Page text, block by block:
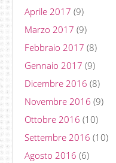
Aprile 2017 (9)
Marzo 2017 (9)
Febbraio 2017 (8)
Gennaio 2017 (9)
Dicembre 2016 (8)
Novembre 2016 (9)
Ottobre 2016 (10)
Settembre 2016 (10)
Agosto 2016 (6)